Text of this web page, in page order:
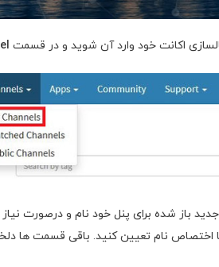
اکانت خود وارد آن شوید و در قسمت
باز شده برای پنل خود نام و درصورت
با اختصاص نام تعیین کنید. باقی قسمت ها